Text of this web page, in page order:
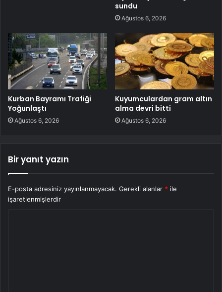
sundu
Ağustos 6, 2026
Kurban Bayramı Trafiği
Yoğunlaştı
Ağustos 6, 2026
Kuyumculardan gram altın
alma devri bitti
Ağustos 6, 2026
Bir yanıt yazın
E-posta adresiniz yayınlanmayacak. Gerekli alanlar * ile
işaretlenmişlerdir